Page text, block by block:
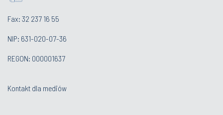
Fax: 32 237 16 55
NIP: 631-020-07-36
REGON: 000001637
Kontakt dla mediów